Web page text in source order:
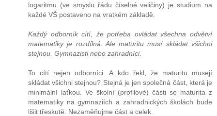
logaritmu (ve smyslu řádu číselné veličiny) je studium na
každé VŠ postaveno na vratkém základě.
Každý odborník cítí, že potřeba ovládat všechna odvětví
matematiky je rozdílná. Ale maturitu musí skládat všichni
stejnou. Gymnazisti nebo zahradníci.
To cítí nejen odborníci. A kdo řekl, že maturitu musejí
skládat všichni stejnou? Stejná je jen společná část, která je
minimální laťkou. Ve školní (profilové) části se maturita z
matematiky na gymnaziích a zahradnických školách bude
lišit třeskutě. Nezaměňujme část a celek.